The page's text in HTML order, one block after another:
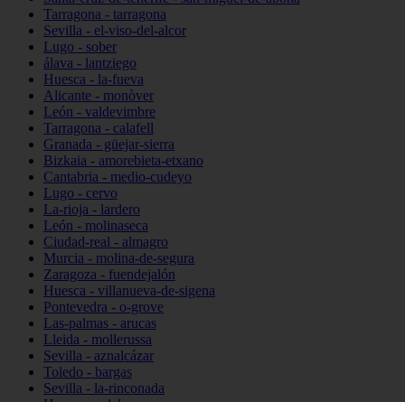
Tarragona - tarragona
Sevilla - el-viso-del-alcor
Lugo - sober
álava - lantziego
Huesca - la-fueva
Alicante - monòver
León - valdevimbre
Tarragona - calafell
Granada - güejar-sierra
Bizkaia - amorebieta-etxano
Cantabria - medio-cudeyo
Lugo - cervo
La-rioja - lardero
León - molinaseca
Ciudad-real - almagro
Murcia - molina-de-segura
Zaragoza - fuendejalón
Huesca - villanueva-de-sigena
Pontevedra - o-grove
Las-palmas - arucas
Lleida - mollerussa
Sevilla - aznalcázar
Toledo - bargas
Sevilla - la-rinconada